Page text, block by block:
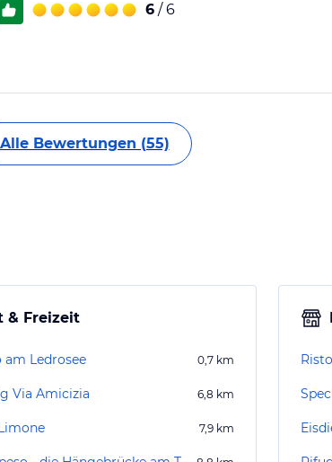
6 / 6
Alle Bewertungen (55)
& Freizeit
am Ledrosee 0,7 km
Via Amicizia 6,8 km
7,9 km